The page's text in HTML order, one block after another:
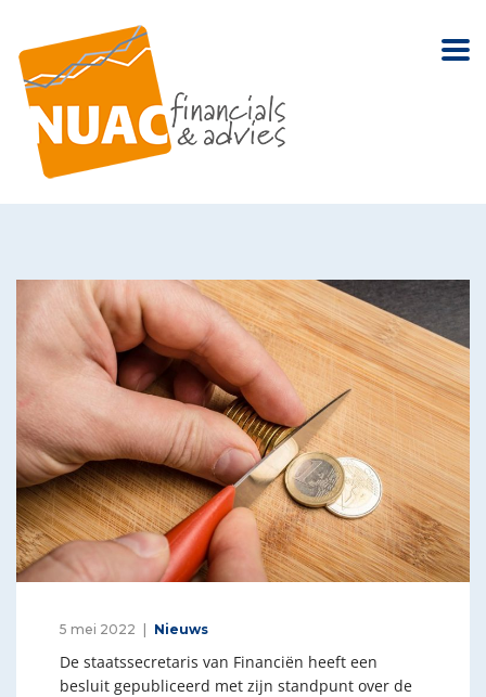
5 mei 2022 Nieuws
De staatssecretaris van Financiën heeft een
besluit gepubliceerd met zijn standpunt over de